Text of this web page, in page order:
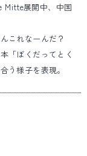
Mitte展開中、中国
これなーんだ？
「ぼくだってとく
う様子を表現。